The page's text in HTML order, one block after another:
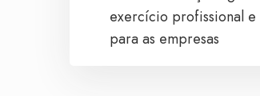
exercício profissional e
para as empresas